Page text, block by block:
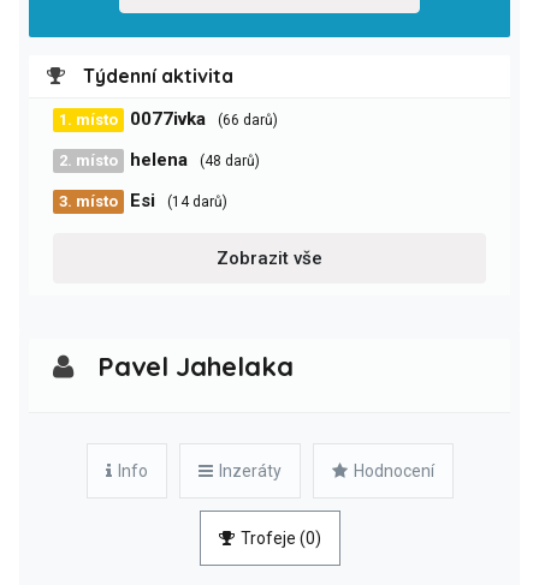
Týdenní aktivita
1. místo 0077ivka (66 darů)
2. místo helena (48 darů)
3. místo Esi (14 darů)
Zobrazit vše
Pavel Jahelaka
Info Inzeráty Hodnocení
Trofeje (0)